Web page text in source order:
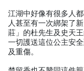
江湖中好像有很多人
人甚至有一次綁架了
莊」的杜先生及史天
一切護送這位公主安
及重傷。